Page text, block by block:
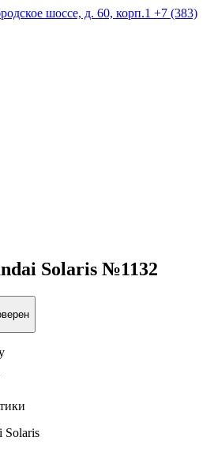
шоссе, д. 60, корп.1 +7 (383)
Solaris №1132
Solaris